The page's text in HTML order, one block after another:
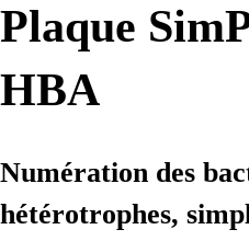
Plaque
HBA
Numération des
hétérotrophes,